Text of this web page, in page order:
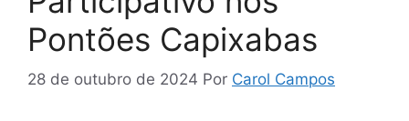
Pontões Capixabas
28 de outubro de 2024 Por Carol Campos